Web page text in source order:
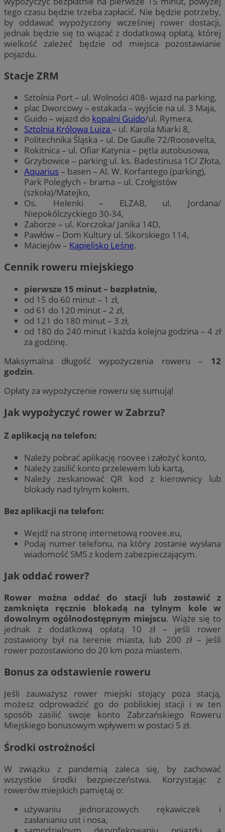
tego czasu będzie trzeba zapłacić. Nie będzie potrzeby,
by oddawać wypożyczony wcześniej rower dostacji,
jednak będzie się to wiązać z dodatkową opłatą, której
wielkość zależeć będzie od miejsca pozostawianie
pojazdu.
Stacje ZRM
Sztolnia Port – ul. Wolności 408- wjazd na parking,
plac Dworcowy – estakada – wyjście na ul. 3 Maja,
Guido – wjazd do kopalni Guido/ul. Rymera,
Sztolnia Królowa Luiza – ul. Karola Miarki 8,
Politechnika Śląska – ul. De Gaulle 72/Roosevelta,
Rokitnica – ul. Ofiar Katynia – pętla autobusowa,
Grzybowice – parking ul. ks. Badestinusa 1C/ Złota,
Aquarius– basen – Al. W. Korfantego (parking),
Park Poległych – brama – ul. Czołgistów
(szkoła)/Matejko,
Os. Helenki – ELZAB, ul. Jordana/
Niepokólczyckiego 30-34,
Zaborze – ul. Korczoka/ Janika 14D,
Pawłów – Dom Kultury ul. Sikorskiego 114,
Maciejów – Kąpielisko Leśne.
Cennik roweru miejskiego
pierwsze 15 minut – bezpłatnie,
od 15 do 60 minut – 1 zł,
od 61 do 120 minut – 2 zł,
od 121 do 180 minut – 3 zł,
od 180 do 240 minut i każda kolejna godzina – 4 zł
za godzinę.
Maksymalna długość wypożyczenia roweru – 12
godzin.
Opłaty za wypożyczenie roweru się sumują!
Jak wypożyczyć rower w Zabrzu?
Z aplikacją na telefon:
Należy pobrać aplikację roovee i założyć konto,
Należy zasilić konto przelewem lub kartą,
Należy zeskanować QR kod z kierownicy lub
blokady nad tylnym kołem.
Bez aplikacji na telefon:
Wejdź na stronę internetową roovee.eu,
Podaj numer telefonu, na który zostanie wysłana
wiadomość SMS z kodem zabezpieczającym.
Jak oddać rower?
Rower można oddać do stacji lub zostawić z
zamknięta ręcznie blokadą na tylnym kole w
dowolnym ogólnodostępnym miejscu. Wiąże się to
jednak z dodatkową opłatą 10 zł – jeśli rower
zostawiony był na terenie miasta, lub 200 zł – jeśli
rower pozostawiono do 20 km poza miastem.
Bonus za odstawienie roweru
Jeśli zauważysz rower miejski stojący poza stacją,
możesz odprowadzić go do pobliskiej stacji i w ten
sposób zasilić swoje konto Zabrzańskiego Roweru
Miejskiego bonusowym wpływem w postaci 5 zł.
Środki ostrożności
W związku z pandemią zaleca się, by zachować
wszystkie środki bezpieczeństwa. Korzystając z
rowerów miejskich pamiętaj o:
używaniu jednorazowych rękawiczek i
zasłanianiu ust i nosa,